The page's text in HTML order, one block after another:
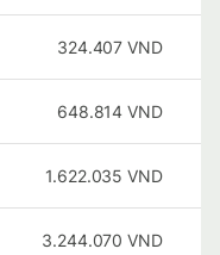
324.407 VND
648.814 VND
1.622.035 VND
3.244.070 VND